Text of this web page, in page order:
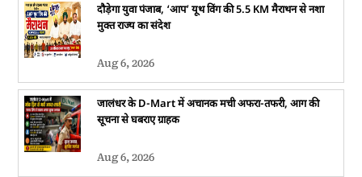
दौड़ेगा युवा पंजाब, ‘आप’ यूथ विंग की 5.5 KM मैराथन से नशा
मुक्त राज्य का संदेश
Aug 6, 2026
जालंधर के D-Mart में अचानक मची अफरा-तफरी, आग की
सूचना से घबराए ग्राहक
Aug 6, 2026